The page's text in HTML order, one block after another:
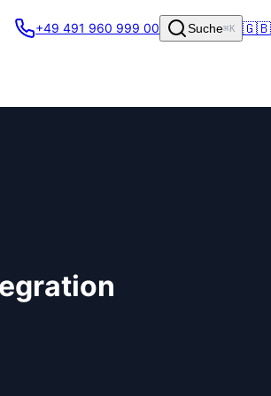
+49 491 960 999 00 Suche⌘K 🇬🇧